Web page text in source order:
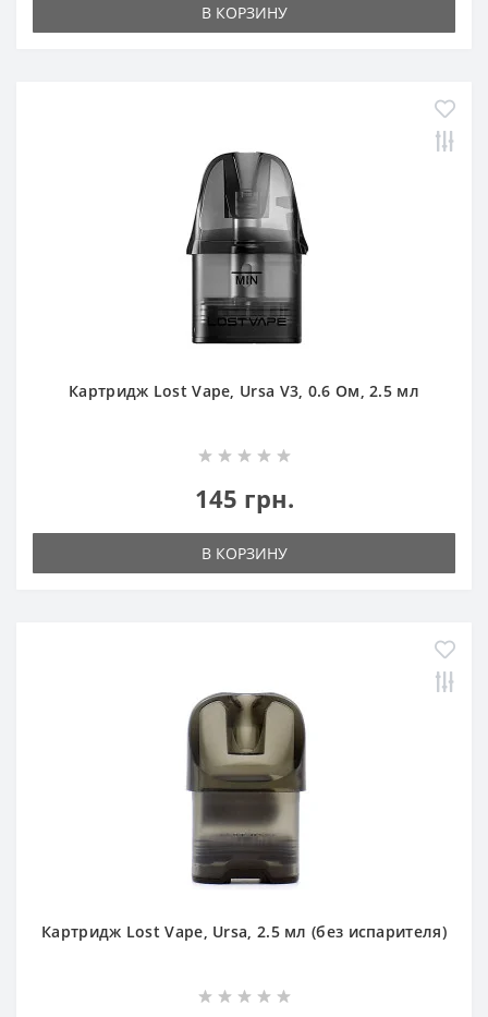
В КОРЗИНУ
Картридж Lost Vape, Ursa V3, 0.6 Ом, 2.5 мл
145 грн.
В КОРЗИНУ
Картридж Lost Vape, Ursa, 2.5 мл (без испарителя)